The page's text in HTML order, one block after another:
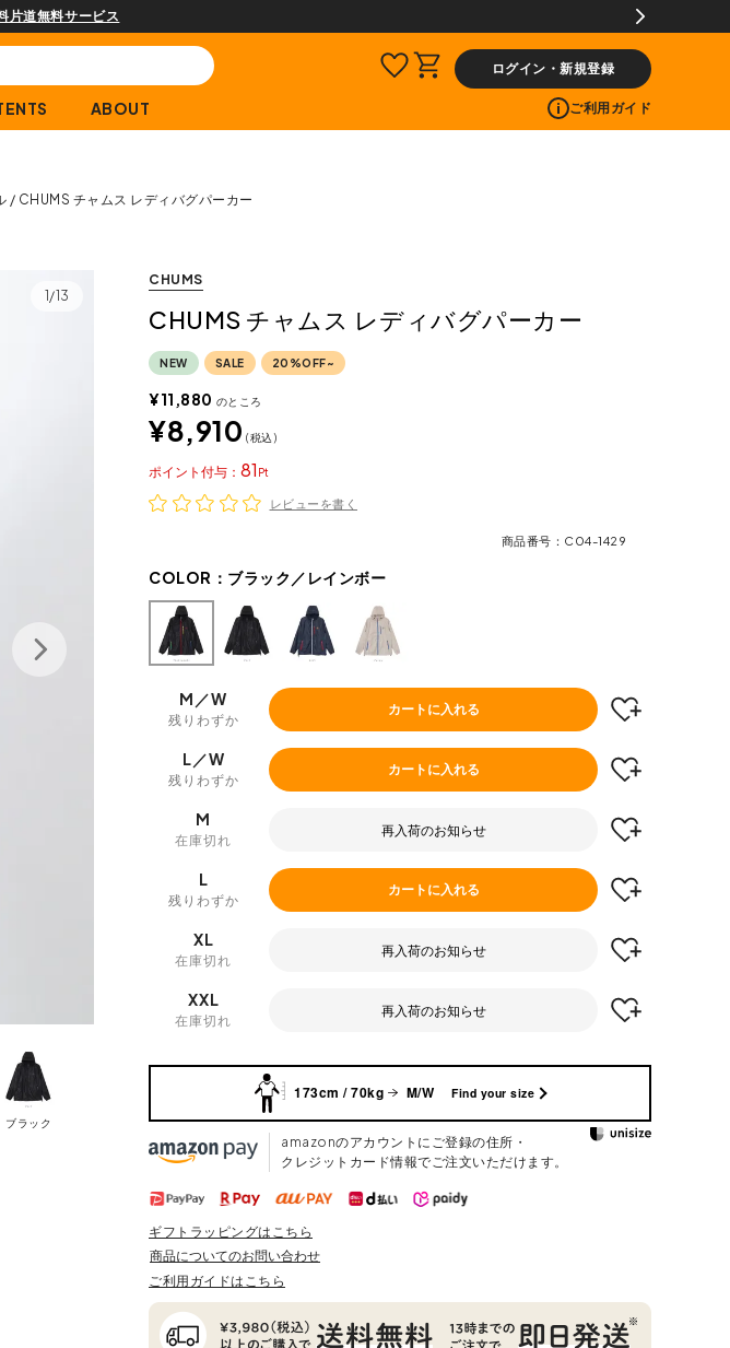
ュー投稿で300ptプレゼント!
ログイン・新規登録
ABOUT ご利用ガイド
CHUMS チャムス レディバグパーカー
1/13
ブラック
CHUMS
CHUMS チャムス レディバグパーカー
NEW SALE 20%OFF~
¥11,880 のところ
¥8,910 税込
81
ポイント
レビューを書く
商品番号 C04-1429
COLOR： ブラック／レインボー
M／W
残りわずか
カートに入れる
L／W
残りわずか
カートに入れる
M
在庫切れ
再入荷のお知らせ
L
残りわずか
カートに入れる
XL
在庫切れ
再入荷のお知らせ
XXL
在庫切れ
再入荷のお知らせ
173cm / 70kg M/W Find your size
amazonのアカウントにご登録の住所・
クレジットカード情報でご注文いただけます。
ギフトラッピングはこちら
商品についてのお問い合わせ
ご利用ガイドはこちら